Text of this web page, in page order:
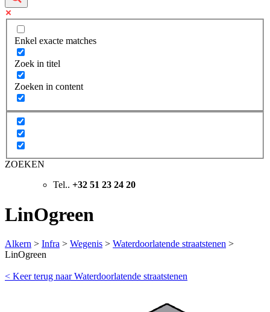
Enkel exacte matches
Zoek in titel
Zoeken in content
ZOEKEN
Tel.. +32 51 23 24 20
LinOgreen
Alkern > Infra > Wegenis > Waterdoorlatende straatstenen >
LinOgreen
< Keer terug naar Waterdoorlatende straatstenen